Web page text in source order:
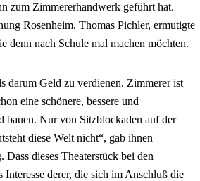
zum Zimmererhandwerk geführt hat.
Rosenheim, Thomas Pichler, ermutigte
denn nach Schule mal machen möchten.
darum Geld zu verdienen. Zimmerer ist
eine schönere, bessere und
bauen. Nur von Sitzblockaden auf der
diese Welt nicht“, gab ihnen
dieses Theaterstück bei den
derer, die sich im Anschluß die